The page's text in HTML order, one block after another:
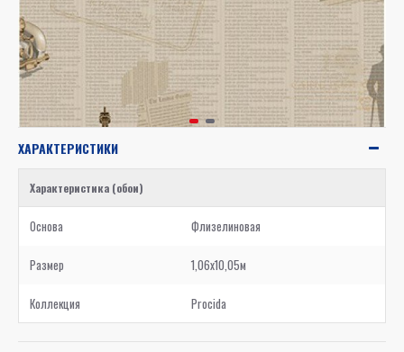
ХАРАКТЕРИСТИКИ
Характеристика (обои)
Основа Флизелиновая
Размер 1,06x10,05м
Коллекция Procida